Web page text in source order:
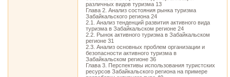
различных видов туризма 13
Глава 2. Анализ состояния рынка туризма
Забайкальского региона 24
2.1. Анализ тенденций развития активного вида
туризма в Забайкальском регионе 24
2.2. Рынок активного туризма в Забайкальском
регионе 31
2.3. Анализ основных проблем организации и
безопасности активного туризма в
Забайкальском регионе 36
Глава 3. Перспективы использования туристских
ресурсов Забайкальского региона на примере